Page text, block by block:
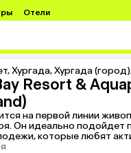
Отели
,Хургада,Хургада (город)
Resort &
на первой линии
Он идеально подойдет
которые любят
есть несколько